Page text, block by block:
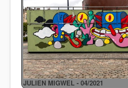
JULIEN MIGWEL - 04/2021